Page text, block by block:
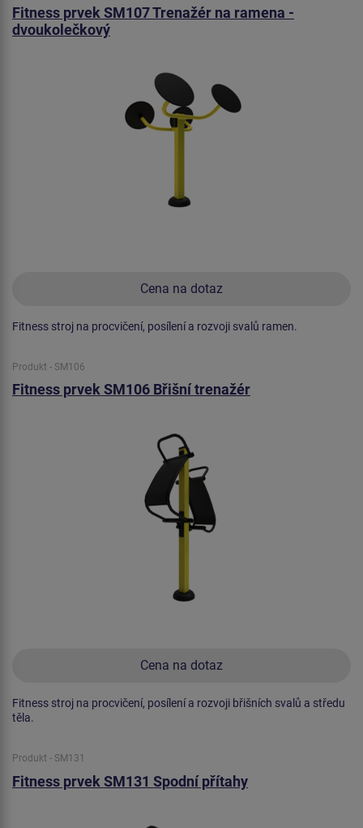
Fitness prvek SM107 Trenažér na ramena -
dvoukolečkový
Cena na dotaz
Fitness stroj na procvičení, posílení a rozvoji svalů ramen.
Produkt - SM106
Fitness prvek SM106 Břišní trenažér
Cena na dotaz
Fitness stroj na procvičení, posílení a rozvoji břišních svalů a středu
těla.
Produkt - SM131
Fitness prvek SM131 Spodní přítahy